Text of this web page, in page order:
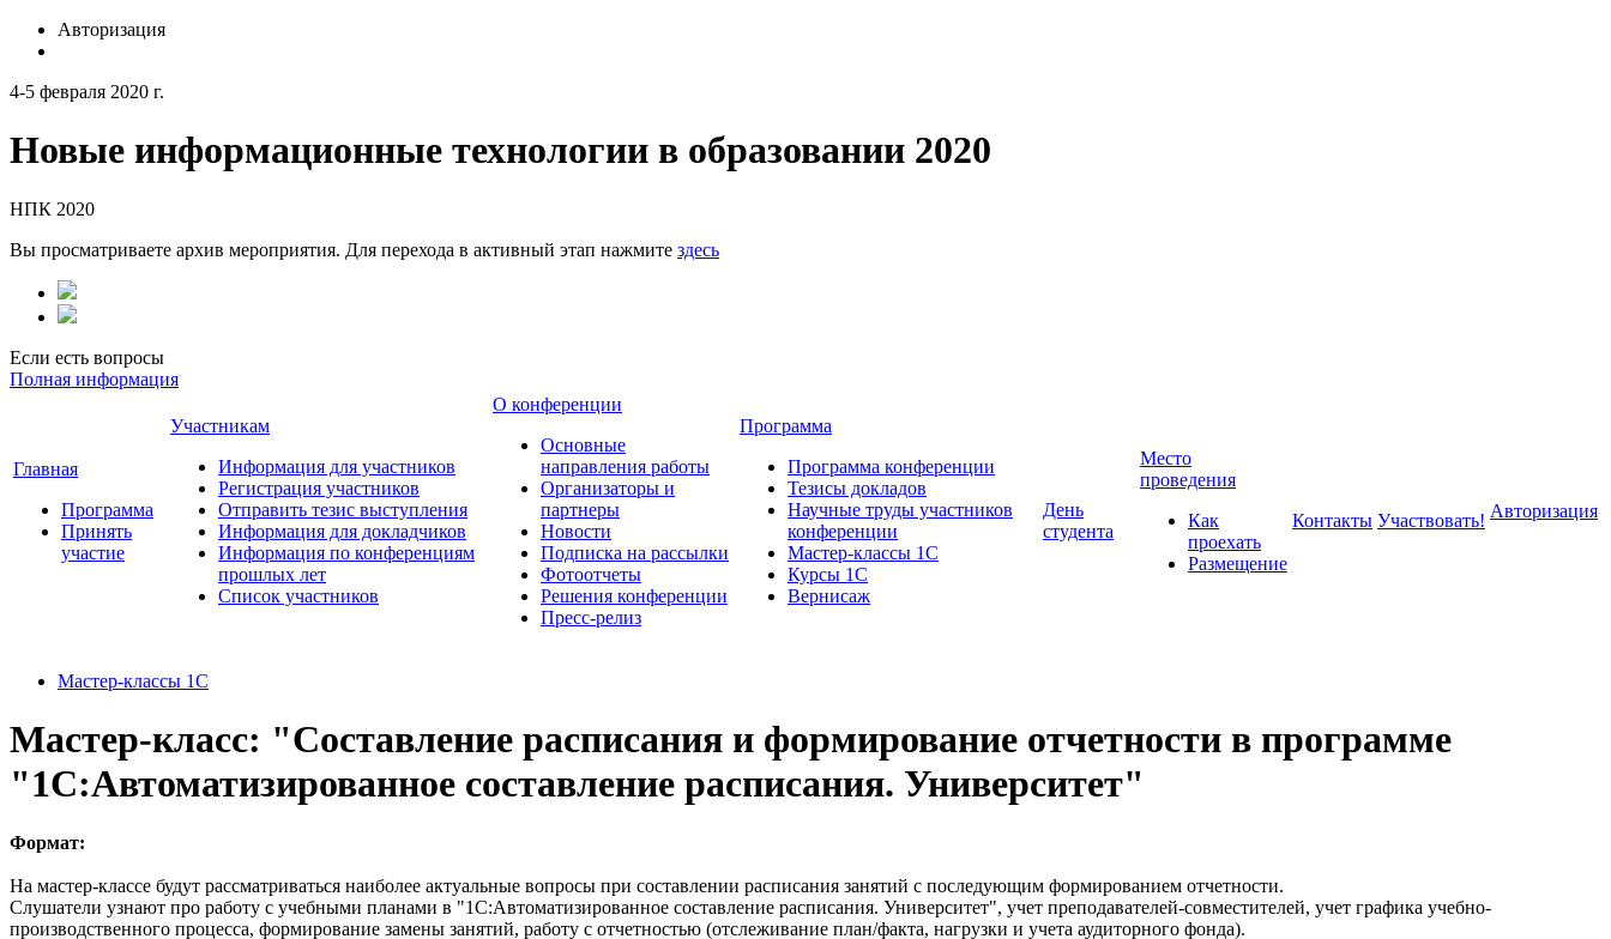
Авторизация
4-5 февраля 2020 г.
Новые информационные технологии в образовании 2020
НПК 2020
Вы просматриваете архив мероприятия. Для перехода в активный этап нажмите здесь
Если есть вопросы
Полная информация
Главная
Программа
Принять
участие
Участникам
Информация для участников
Регистрация участников
Отправить тезис выступления
Информация для докладчиков
Информация по конференциям
прошлых лет
Список участников
О конференции
Основные
направления работы
Организаторы и
партнеры
Новости
Подписка на рассылки
Фотоотчеты
Решения конференции
Пресс-релиз
Программа
Программа конференции
Тезисы докладов
Научные труды участников
конференции
Мастер-классы 1С
Курсы 1С
Вернисаж
День
студента
Место
проведения
Как
проехать
Размещение
Контакты Участвовать! Авторизация
Мастер-классы 1С
Мастер-класс: "Составление расписания и формирование отчетности в программе
"1С:Автоматизированное составление расписания. Университет"
Формат:
На мастер-классе будут рассматриваться наиболее актуальные вопросы при составлении расписания занятий с последующим формированием отчетности.
Слушатели узнают про работу с учебными планами в "1С:Автоматизированное составление расписания. Университет", учет преподавателей-совместителей, учет графика учебно-
производственного процесса, формирование замены занятий, работу с отчетностью (отслеживание план/факта, нагрузки и учета аудиторного фонда).